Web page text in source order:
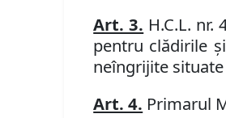
Art. 3. H.C.L. nr.
pentru clădirile
neîngrijite
Art. 4. Primarul